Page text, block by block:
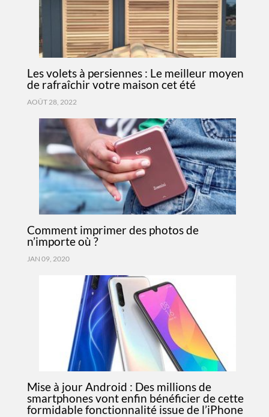
Les volets à persiennes : Le meilleur moyen
de rafraîchir votre maison cet été
AOÛT 28, 2022
Comment imprimer des photos de
n’importe où ?
JAN 09, 2020
Mise à jour Android : Des millions de
smartphones vont enfin bénéficier de cette
formidable fonctionnalité issue de l’iPhone